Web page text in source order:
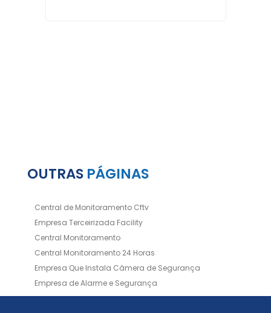
OUTRAS PÁGINAS
Central de Monitoramento Cftv
Empresa Terceirizada Facility
Central Monitoramento
Central Monitoramento 24 Horas
Empresa Que Instala Câmera de Segurança
Empresa de Alarme e Segurança
Empresa de Alarmes
Empresa de Facilities